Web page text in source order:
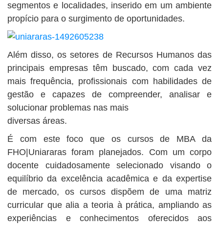
segmentos e localidades, inserido em um ambiente
propício para o surgimento de oportunidades.
Além disso, os setores de Recursos Humanos das
principais empresas têm buscado, com cada vez
mais frequência, profissionais com habilidades de
gestão e capazes de compreender, analisar e
solucionar problemas nas mais
diversas áreas.
É com este foco que os cursos de MBA da
FHO|Uniararas foram planejados. Com um corpo
docente cuidadosamente selecionado visando o
equilíbrio da excelência acadêmica e da expertise
de mercado, os cursos dispõem de uma matriz
curricular que alia a teoria à prática, ampliando as
experiências e conhecimentos oferecidos aos